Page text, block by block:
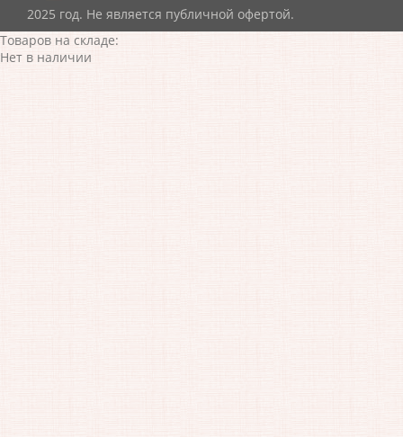
2025 год. Не является публичной офертой.
Товаров на складе:
Нет в наличии